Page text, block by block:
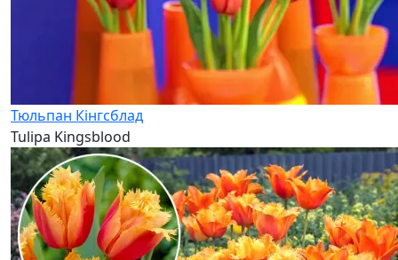
Тюльпан Кінгсблад
Tulipa Kingsblood